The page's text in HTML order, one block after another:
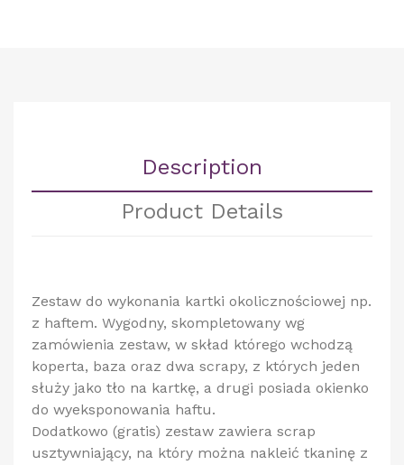
Description
Product Details
Zestaw do wykonania kartki okolicznościowej np.
z haftem. Wygodny, skompletowany wg
zamówienia zestaw, w skład którego wchodzą
koperta, baza oraz dwa scrapy, z których jeden
służy jako tło na kartkę, a drugi posiada okienko
do wyeksponowania haftu.
Dodatkowo (gratis) zestaw zawiera scrap
usztywniający, na który można nakleić tkaninę z